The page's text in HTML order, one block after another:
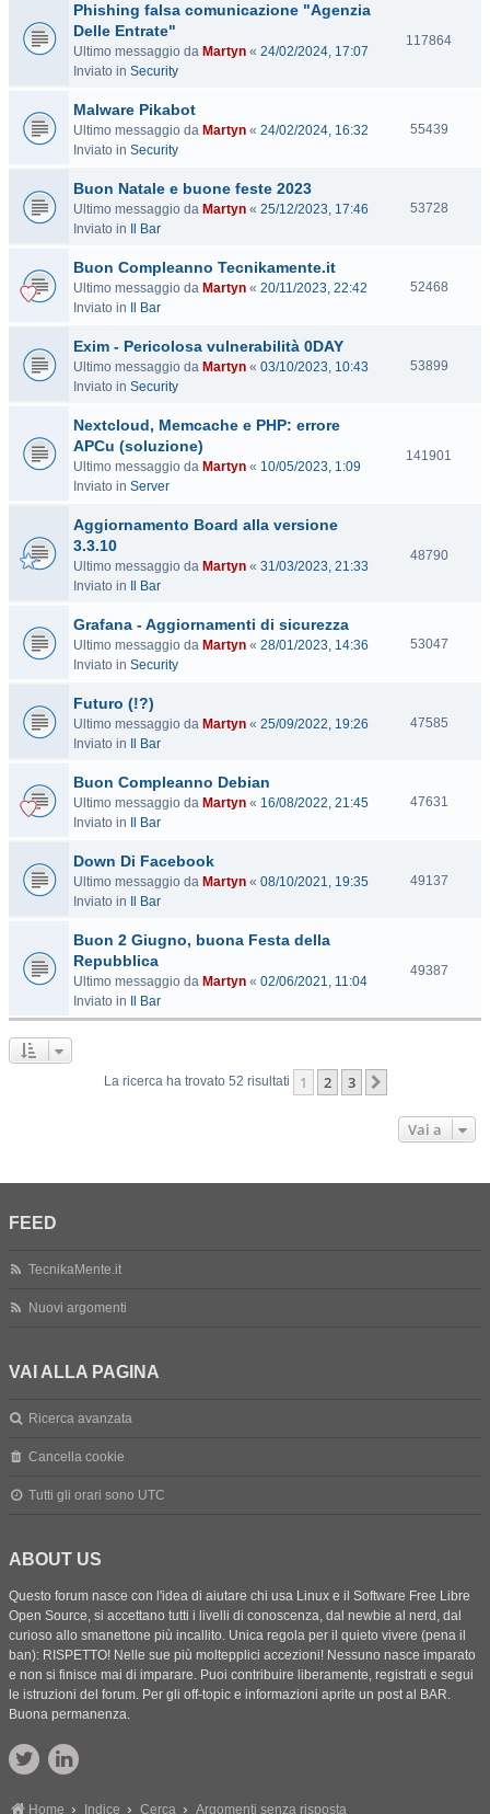
e
Phishing falsa comunicazione "Agenzia
Delle Entrate"
Ultimo messaggio da Martyn « 24/02/2024, 17:07
Inviato in Security
117864V
Malware Pikabot
Ultimo messaggio da Martyn « 24/02/2024, 16:32
Inviato in Security
55439V
t
Buon Natale e buone feste 2023
Ultimo messaggio da Martyn « 25/12/2023, 17:46
Inviato in
Il Bar
53728V
t
Buon Compleanno Tecnikamente.it
Ultimo messaggio da Martyn « 20/11/2023, 22:42
Inviato in
Il Bar
52468V
t
Exim - Pericolosa vulnerabilità 0DAY
Ultimo messaggio da Martyn « 03/10/2023, 10:43
Inviato in Security
53899V
e
Nextcloud, Memcache e PHP: errore
APCu (soluzione)
Ultimo messaggio da Martyn « 10/05/2023, 1:09
Inviato in Server
141901
Aggiornamento Board alla versione
3.3.10
Ultimo messaggio da Martyn « 31/03/2023, 21:33
Inviato in
Il Bar
48790V
Grafana - Aggiornamenti di sicurezza
Ultimo messaggio da Martyn « 28/01/2023, 14:36
Inviato in Security
53047V
t
Futuro (!?)
Ultimo messaggio da Martyn « 25/09/2022, 19:26
Inviato in
Il Bar
47585V
Buon Compleanno Debian
Ultimo messaggio da Martyn « 16/08/2022, 21:45
Inviato in
Il Bar
47631
t
Down Di Facebook
Ultimo messaggio da Martyn « 08/10/2021, 19:35
Inviato in
Il Bar
49137V
Buon 2 Giugno, buona Festa della
Repubblica
Ultimo messaggio da Martyn « 02/06/2021, 11:04
Inviato in
Il Bar
49387V
La ricerca ha trovato 52 risultati
1 2 3
Vai a
FEED
TecnikaMente.it
Nuovi argomenti
VAI ALLA PAGINA
Ricerca avanzata
Cancella cookie
Tutti gli orari sono UTC
ABOUT US
Questo forum nasce con l'idea di aiutare chi usa Linux e il Software Free Libre
Open Source, si accettano tutti i livelli di conoscenza, dal newbie al nerd, dal
curioso allo smanettone più incallito. Unica regola per il quieto vivere (pena il
ban): RISPETTO! Nelle sue più moltepplici accezioni! Nessuno nasce imparato
e non si finisce mai di imparare. Puoi contribuire liberamente, registrati e segui
le istruzioni del forum. Per gli off-topic e informazioni aprite un post al BAR.
Buona permanenza.
Home Indice Cerca Argomenti senza risposta